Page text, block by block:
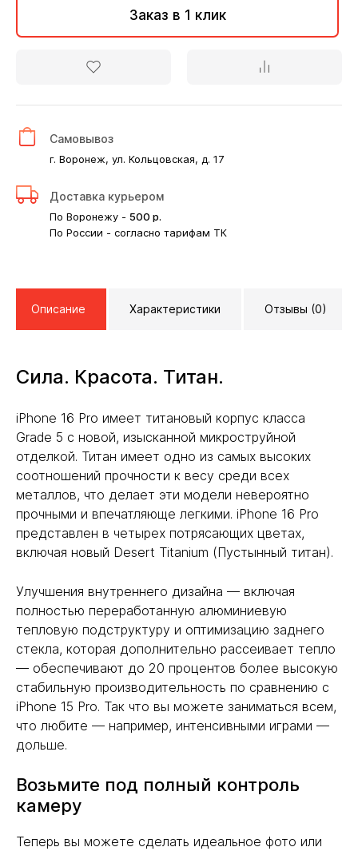
Заказ в 1 клик
Самовывоз
г. Воронеж, ул. Кольцовская, д. 17
Доставка курьером
По Воронежу - 500 р.
По России - согласно тарифам ТК
Описание Характеристики Отзывы (0)
Сила. Красота. Титан.
iPhone 16 Pro имеет титановый корпус класса
Grade 5 с новой, изысканной микроструйной
отделкой. Титан имеет одно из самых высоких
соотношений прочности к весу среди всех
металлов, что делает эти модели невероятно
прочными и впечатляюще легкими. iPhone 16 Pro
представлен в четырех потрясающих цветах,
включая новый Desert Titanium (Пустынный титан).
Улучшения внутреннего дизайна — включая
полностью переработанную алюминиевую
тепловую подструктуру и оптимизацию заднего
стекла, которая дополнительно рассеивает тепло
— обеспечивают до 20 процентов более высокую
стабильную производительность по сравнению с
iPhone 15 Pro. Так что вы можете заниматься всем,
что любите — например, интенсивными играми —
дольше.
Возьмите под полный контроль
камеру
Теперь вы можете сделать идеальное фото или